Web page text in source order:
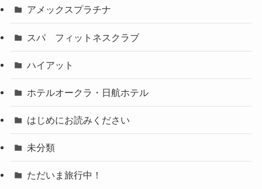
アメックスプラチナ
スパ フィットネスクラブ
ハイアット
ホテルオークラ・日航ホテル
はじめにお読みください
未分類
ただいま旅行中！